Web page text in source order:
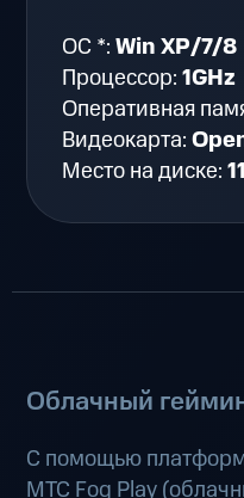
ОС *:Win XP/7/8
Процессор:1GHz
Оперативная
Видеокарта:
Место на диске:
Облачный
С помощью
МТС Fog Play (